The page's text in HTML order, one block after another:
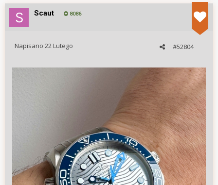
Scaut 8086
#52804
Napisano 22 Lutego